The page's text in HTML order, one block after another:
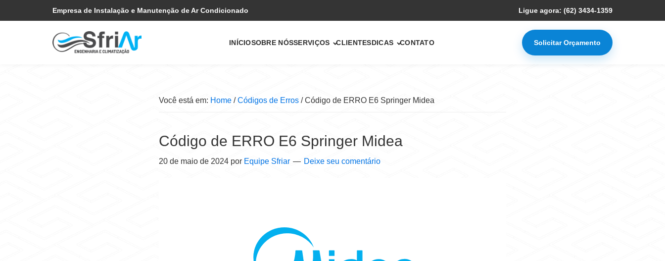
para
to
Empresa de Instalação e Manutenção de Ar Condicionado Ligue agora: (62) 3434-1359
INÍCIOSOBRE NÓSSERVIÇOS CLIENTESDICAS CONTATO Solicitar Orçamento
Você está em: Home / Códigos de Erros /Código de ERRO E6 Springer Midea
Código de ERRO E6 Springer Midea
20 de maio de 2024 por Equipe Sfriar Deixe seu comentário